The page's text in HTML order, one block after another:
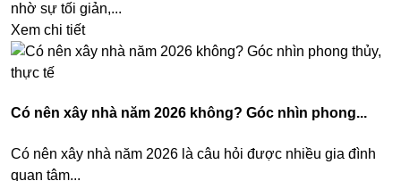
nhờ sự tối giản,...
Xem chi tiết
Có nên xây nhà năm 2026 không? Góc nhìn phong...
Có nên xây nhà năm 2026 là câu hỏi được nhiều gia đình
quan tâm...